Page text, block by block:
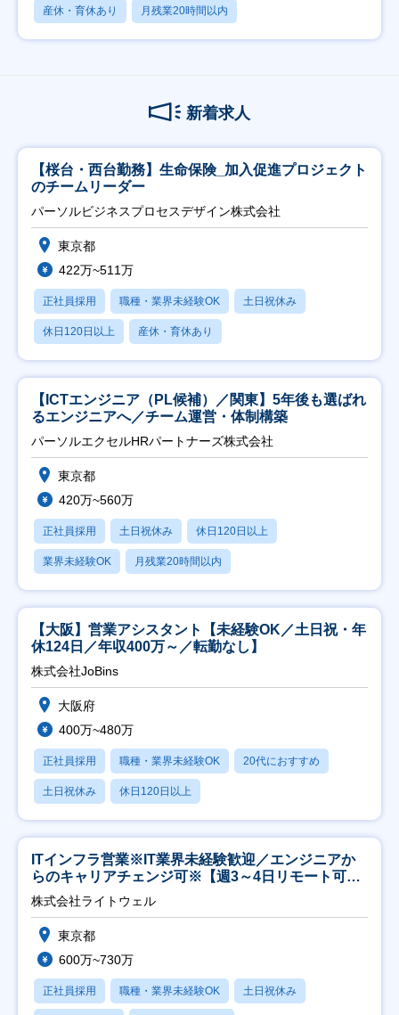
産休・育休あり 月残業20時間以内
新着求人
【桜台・西台勤務】生命保険_加入促進プロジェクト
のチームリーダー
パーソルビジネスプロセスデザイン株式会社
東京都
422万~511万
正社員採用 職種・業界未経験OK 土日祝休み
休日120日以上 産休・育休あり
【ICTエンジニア（PL候補）／関東】5年後も選ばれ
るエンジニアへ／チーム運営・体制構築
パーソルエクセルHRパートナーズ株式会社
東京都
420万~560万
正社員採用 土日祝休み 休日120日以上
業界未経験OK 月残業20時間以内
【大阪】営業アシスタント【未経験OK／土日祝・年
休124日／年収400万～／転勤なし】
株式会社JoBins
大阪府
400万~480万
正社員採用 職種・業界未経験OK 20代におすすめ
土日祝休み 休日120日以上
ITインフラ営業※IT業界未経験歓迎／エンジニアか
らのキャリアチェンジ可※【週3～4日リモート可
能】
株式会社ライトウェル
東京都
600万~730万
正社員採用 職種・業界未経験OK 土日祝休み